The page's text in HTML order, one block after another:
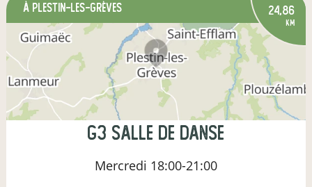
à Plestin-les-Grèves 24,86
km
G3 salle de Danse
Mercredi 18:00-21:00